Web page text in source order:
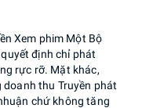
Xem phim Một Bộ
định chỉ phát
rực rỡ. Mặt khác,
thu Truyền phát
chứ không tăng